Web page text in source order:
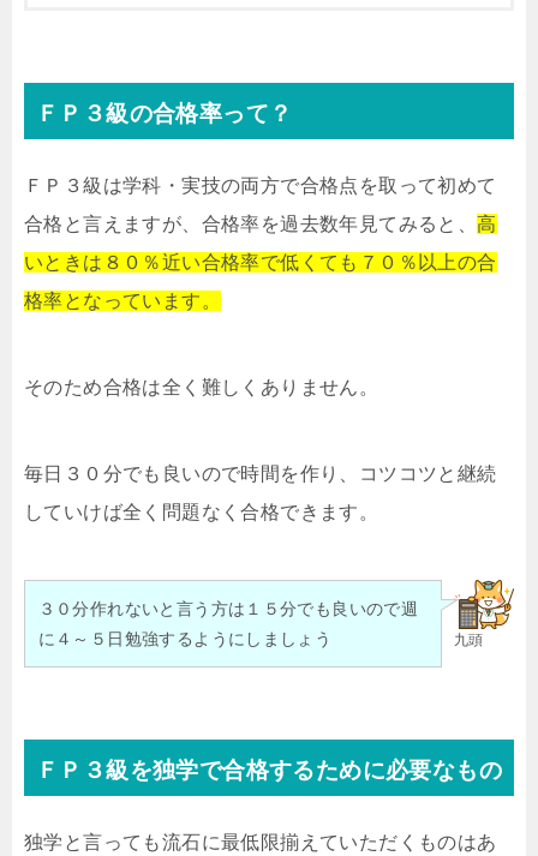
ＦＰ３級の合格率って？
ＦＰ３級は学科・実技の両方で合格点を取って初めて
合格と言えますが、合格率を過去数年見てみると、高
いときは８０％近い合格率で低くても７０％以上の合
格率となっています。
そのため合格は全く難しくありません。
毎日３０分でも良いので時間を作り、コツコツと継続
していけば全く問題なく合格できます。
九頭
３０分作れないと言う方は１５分でも良いので週
に４～５日勉強するようにしましょう
ＦＰ３級を独学で合格するために必要なもの
独学と言っても流石に最低限揃えていただくものはあ